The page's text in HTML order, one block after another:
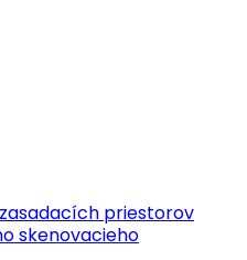
priestorov
skenovacieho